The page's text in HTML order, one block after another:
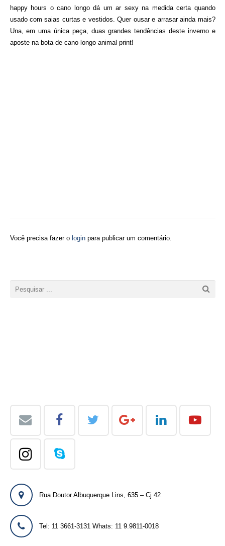
happy hours o cano longo dá um ar sexy na medida certa quando
usado com saias curtas e vestidos. Quer ousar e arrasar ainda mais?
Una, em uma única peça, duas grandes tendências deste inverno e
aposte na bota de cano longo animal print!
Você precisa fazer o loginpara publicar um comentário.
Rua Doutor Albuquerque Lins, 635 – Cj 42
Tel: 11 3661-3131 Whats: 11 9.9811-0018